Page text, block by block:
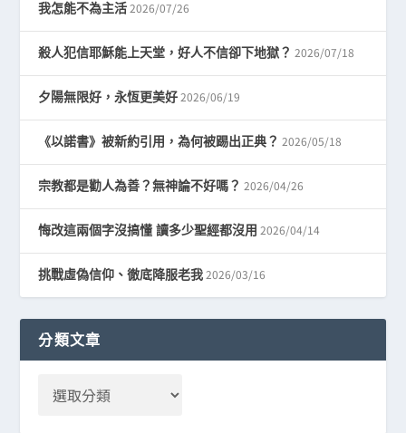
我怎能不為主活 2026/07/26
殺人犯信耶穌能上天堂，好人不信卻下地獄？ 2026/07/18
夕陽無限好，永恆更美好 2026/06/19
《以諾書》被新約引用，為何被踢出正典？ 2026/05/18
宗教都是勸人為善？無神論不好嗎？ 2026/04/26
悔改這兩個字沒搞懂 讀多少聖經都沒用 2026/04/14
挑戰虛偽信仰、徹底降服老我 2026/03/16
分類文章